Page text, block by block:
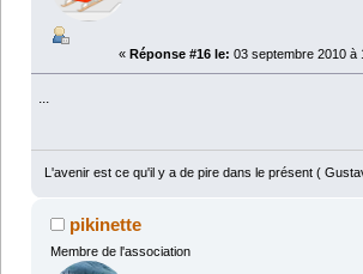
« Réponse #16 le: 03 septembre 2010 à
...
L'avenir est ce qu'il y a de pire dans le présent (
pikinette
Membre de l'association